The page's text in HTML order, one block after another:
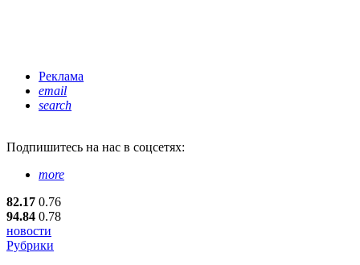
Реклама
email
search
Подпишитесь на нас в соцсетях:
more
82.17 0.76
94.84 0.78
новости
Рубрики